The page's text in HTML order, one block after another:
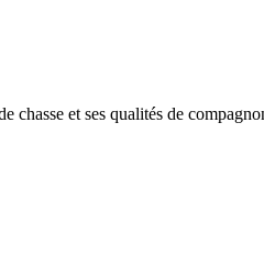
et ses qualités de